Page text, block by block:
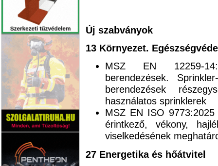
Új szabványok
13 Környezet.
MSZ EN 12259-
berendezések.
berendezések
használatos sprinklerek
MSZ EN ISO
érintkező, vékony,
viselkedésének
27 Energetika és hőátvitel